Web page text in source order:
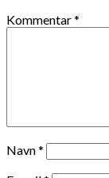
Kommentar*
Navn*